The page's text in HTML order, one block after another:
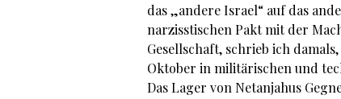
das „andere Israel“ auf das
narzisstischen Pakt mit der
Gesellschaft, schrieb ich
Oktober in militärischen und
Das Lager von Netanjahus